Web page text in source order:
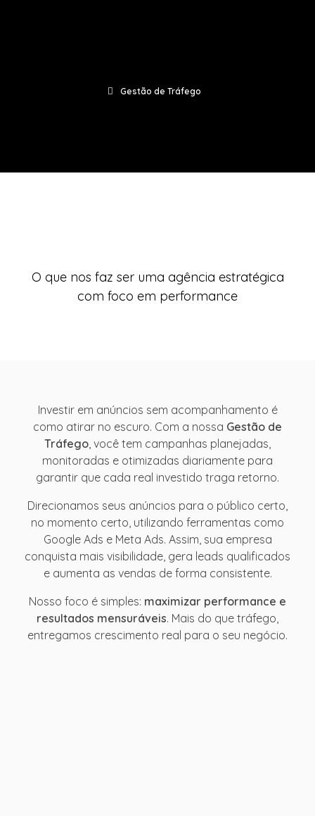
Gestão de Tráfego
O que nos faz ser uma agência estratégica
com foco em performance
Investir em anúncios sem acompanhamento é
como atirar no escuro. Com a nossa Gestão de
Tráfego, você tem campanhas planejadas,
monitoradas e otimizadas diariamente para
garantir que cada real investido traga retorno.
Direcionamos seus anúncios para o público certo,
no momento certo, utilizando ferramentas como
Google Ads e Meta Ads. Assim, sua empresa
conquista mais visibilidade, gera leads qualificados
e aumenta as vendas de forma consistente.
Nosso foco é simples: maximizar performance e
resultados mensuráveis. Mais do que tráfego,
entregamos crescimento real para o seu negócio.